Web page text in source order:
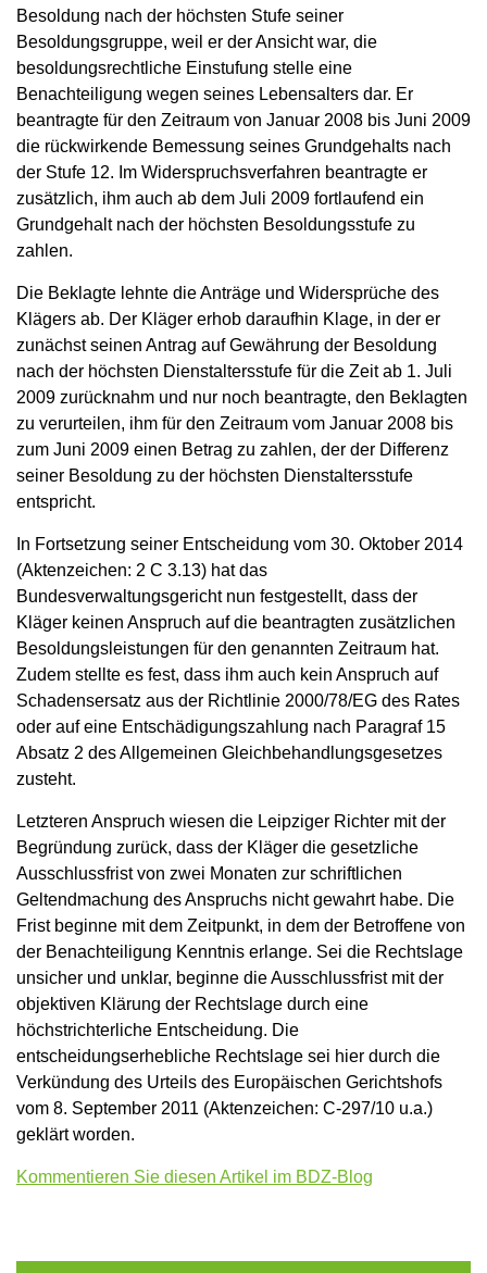
Besoldung nach der höchsten Stufe seiner
Besoldungsgruppe, weil er der Ansicht war, die
besoldungsrechtliche Einstufung stelle eine
Benachteiligung wegen seines Lebensalters dar. Er
beantragte für den Zeitraum von Januar 2008 bis Juni 2009
die rückwirkende Bemessung seines Grundgehalts nach
der Stufe 12. Im Widerspruchsverfahren beantragte er
zusätzlich, ihm auch ab dem Juli 2009 fortlaufend ein
Grundgehalt nach der höchsten Besoldungsstufe zu
zahlen.
Die Beklagte lehnte die Anträge und Widersprüche des
Klägers ab. Der Kläger erhob daraufhin Klage, in der er
zunächst seinen Antrag auf Gewährung der Besoldung
nach der höchsten Dienstaltersstufe für die Zeit ab 1. Juli
2009 zurücknahm und nur noch beantragte, den Beklagten
zu verurteilen, ihm für den Zeitraum vom Januar 2008 bis
zum Juni 2009 einen Betrag zu zahlen, der der Differenz
seiner Besoldung zu der höchsten Dienstaltersstufe
entspricht.
In Fortsetzung seiner Entscheidung vom 30. Oktober 2014
(Aktenzeichen: 2 C 3.13) hat das
Bundesverwaltungsgericht nun festgestellt, dass der
Kläger keinen Anspruch auf die beantragten zusätzlichen
Besoldungsleistungen für den genannten Zeitraum hat.
Zudem stellte es fest, dass ihm auch kein Anspruch auf
Schadensersatz aus der Richtlinie 2000/78/EG des Rates
oder auf eine Entschädigungszahlung nach Paragraf 15
Absatz 2 des Allgemeinen Gleichbehandlungsgesetzes
zusteht.
Letzteren Anspruch wiesen die Leipziger Richter mit der
Begründung zurück, dass der Kläger die gesetzliche
Ausschlussfrist von zwei Monaten zur schriftlichen
Geltendmachung des Anspruchs nicht gewahrt habe. Die
Frist beginne mit dem Zeitpunkt, in dem der Betroffene von
der Benachteiligung Kenntnis erlange. Sei die Rechtslage
unsicher und unklar, beginne die Ausschlussfrist mit der
objektiven Klärung der Rechtslage durch eine
höchstrichterliche Entscheidung. Die
entscheidungserhebliche Rechtslage sei hier durch die
Verkündung des Urteils des Europäischen Gerichtshofs
vom 8. September 2011 (Aktenzeichen: C-297/10 u.a.)
geklärt worden.
Kommentieren Sie diesen Artikel im BDZ-Blog